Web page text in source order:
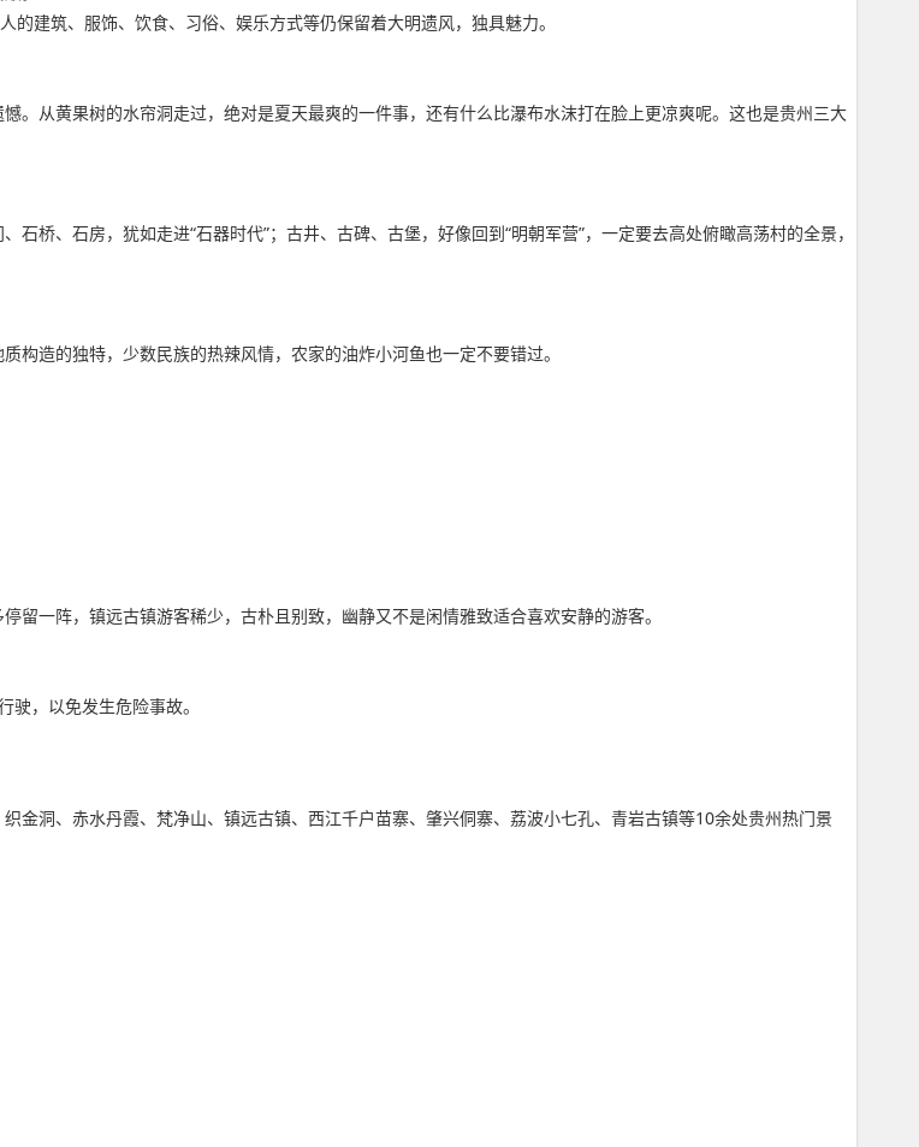
建筑、服饰、饮食、习俗、娱乐方式等仍保留着大明遗风，独具魅力。
。从黄果树的水帘洞走过，绝对是夏天最爽的一件事，还有什么比瀑布水沫打在脸上更凉爽呢。这也是贵州三大
桥、石房，犹如走进“石器时代”；古井、古碑、古堡，好像回到“明朝军营”，一定要去高处俯瞰高荡村的全景，
造的独特，少数民族的热辣风情，农家的油炸小河鱼也一定不要错过。
留一阵，镇远古镇游客稀少，古朴且别致，幽静又不是闲情雅致适合喜欢安静的游客。
，以免发生危险事故。
金洞、赤水丹霞、梵净山、镇远古镇、西江千户苗寨、肇兴侗寨、荔波小七孔、青岩古镇等10余处贵州热门景